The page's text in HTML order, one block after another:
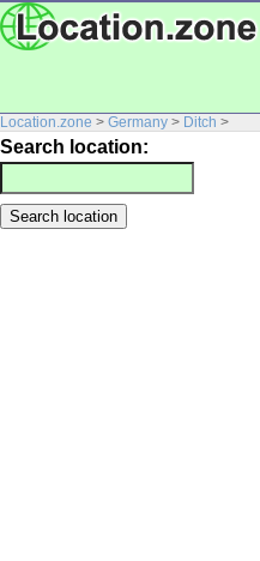
Location.zone > Germany > Ditch >
Search location: